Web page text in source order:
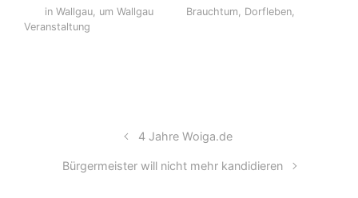
in Wallgau, um Wallgau Brauchtum Dorfleben
Veranstaltung
4 Jahre Woiga.de
Bürgermeister will nicht mehr kandidieren